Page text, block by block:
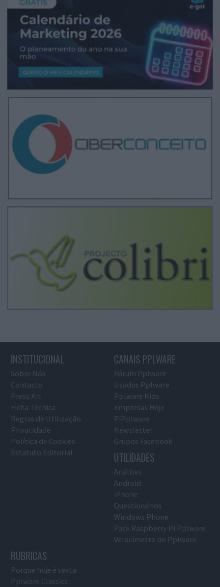
INSTITUCIONAL
Sobre Nós
Contacto
Press Kit
Ficha Técnica
Regras de Utilização
Privacidade
Política de Cookies
Estatuto Editorial
CANAIS PPLWARE
Fórum Pplware
Usados Pplware
Pplware Kids
Empresas Hoje
PiPplware
Newsletter
Grupos Facebook
UTILIDADES
Análises
Android
iPhone
Questionários
Windows Phone
Pack Raspberry Pi Pplware
Velocímetro do Pplware
RUBRICAS
Porque hoje é sexta
Pplware Classics…